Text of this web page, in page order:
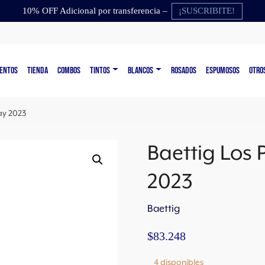
10% OFF Adicional por transferencia – ¡SUSCRIBITE!
TIENDA COMBOS TINTOS BLANCOS ROSADOS ESPUMOSOS
2023
Baettig Los
2023
Baettig
$83.248
4 disponibles